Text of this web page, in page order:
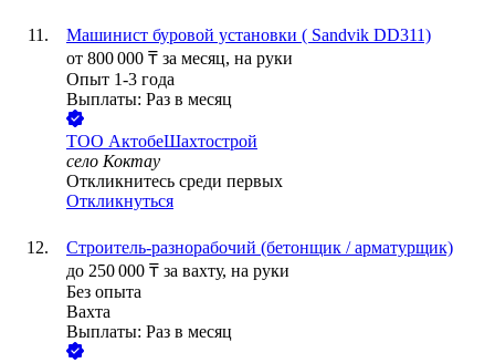
Машинист буровой установки ( Sandvik DD311)
от 800 000 ₸ за месяц, на руки
Опыт 1-3 года
Выплаты: Раз в месяц
ТОО АктобеШахтострой
село Коктау
Откликнитесь среди первых
Откликнуться
Строитель-разнорабочий (бетонщик / арматурщик)
до 250 000 ₸ за вахту, на руки
Без опыта
Вахта
Выплаты: Раз в месяц